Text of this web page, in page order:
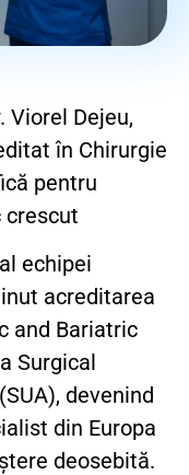
Viorel Dejeu,
în Chirurgie
pentru
crescut
echipei
acreditarea
and Bariatric
Surgical
devenind
din Europa
deosebită.